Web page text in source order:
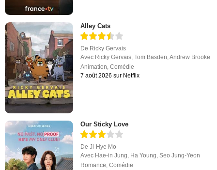
Alley Cats
De Ricky Gervais
Avec Ricky Gervais,Tom Basden,Andrew Brooke
Animation,Comédie
7 août 2026 sur Netflix
Our Sticky Love
DeJi-Hye Mo
Avec Hae-in Jung, Ha Young,Seo Jung-Yeon
Romance,Comédie